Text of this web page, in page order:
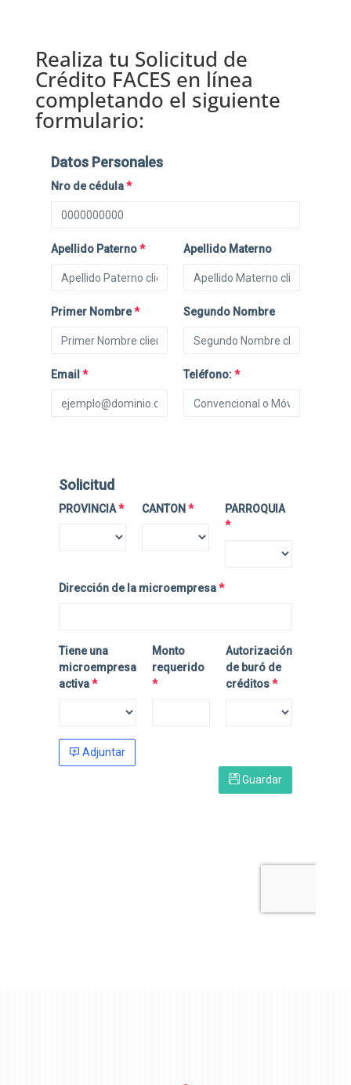
Realiza tu Solicitud de
Crédito FACES en línea
completando el siguiente
formulario: